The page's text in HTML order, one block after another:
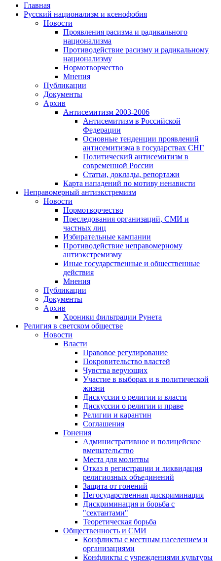
Главная
Русский национализм и ксенофобия
Новости
Проявления расизма и радикального
национализма
Противодействие расизму и радикальному
национализму
Нормотворчество
Мнения
Публикации
Документы
Архив
Антисемитизм 2003-2006
Антисемитизм в Российской
Федерации
Основные тенденции проявлений
антисемитизма в государствах СНГ
Политический антисемитизм в
современной России
Статьи, доклады, репортажи
Карта нападений по мотиву ненависти
Неправомерный антиэкстремизм
Новости
Нормотворчество
Преследования организаций, СМИ и
частных лиц
Избирательные кампании
Противодействие неправомерному
антиэкстремизму
Иные государственные и общественные
действия
Мнения
Публикации
Документы
Архив
Хроники фильтрации Рунета
Религия в светском обществе
Новости
Власти
Правовое регулирование
Покровительство властей
Чувства верующих
Участие в выборах и в политической
жизни
Дискуссии о религии и власти
Дискуссии о религии и праве
Религии и карантин
Соглашения
Гонения
Административное и полицейское
вмешательство
Места для молитвы
Отказ в регистрации и ликвидация
религиозных объединений
Защита от гонений
Негосударственная дискриминация
Дискриминация и борьба с
"сектантами"
Теоретическая борьба
Общественность и СМИ
Конфликты с местным населением и
организациями
Конфликты с учреждениями культуры